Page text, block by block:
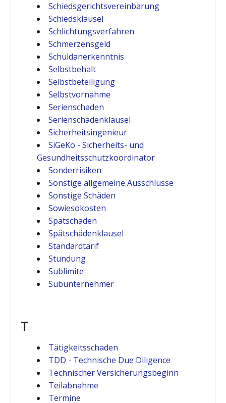
Schiedsgerichtsvereinbarung
Schiedsklausel
Schlichtungsverfahren
Schmerzensgeld
Schuldanerkenntnis
Selbstbehalt
Selbstbeteiligung
Selbstvornahme
Serienschaden
Serienschadenklausel
Sicherheitsingenieur
SiGeKo - Sicherheits- und
Gesundheitsschutzkoordinator
Sonderrisiken
Sonstige allgemeine Ausschlüsse
Sonstige Schäden
Sowiesokosten
Spätschäden
Spätschädenklausel
Standardtarif
Stundung
Sublimite
Subunternehmer
T
Tätigkeitsschaden
TDD - Technische Due Diligence
Technischer Versicherungsbeginn
Teilabnahme
Termine